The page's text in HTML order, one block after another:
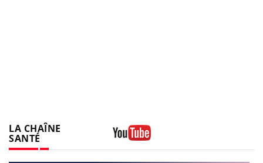
LA CHAÎNE
SANTÉ
Youtube